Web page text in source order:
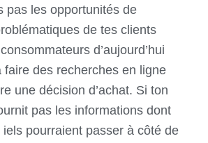
pas les opportunités de
de tes clients
d’aujourd’hui
faire des recherches en ligne
une décision d’achat. Si ton
pas les informations dont
pourraient passer à côté de